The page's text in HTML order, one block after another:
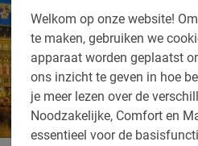
Welkom op onze website!
te maken, gebruiken we
apparaat worden geplaatst
ons inzicht te geven in hoe
je meer lezen over de
Noodzakelijke, Comfort en
essentieel voor de